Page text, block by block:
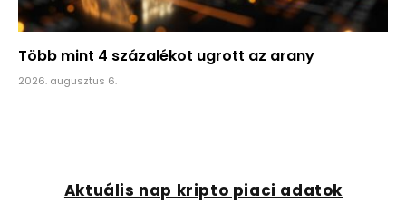
Több mint 4 százalékot ugrott az arany
2026. augusztus 6.
Aktuális nap kripto piaci adatok